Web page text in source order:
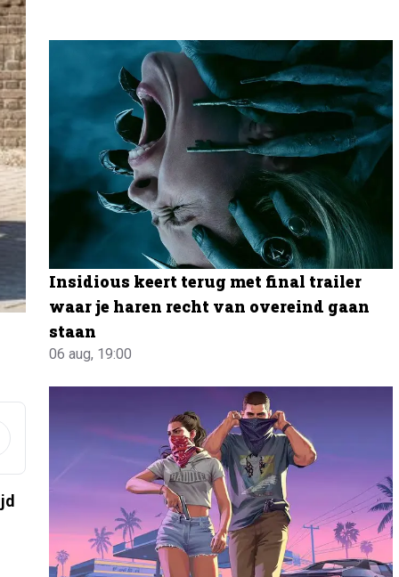
Insidious keert terug met final trailer
waar je haren recht van overeind gaan
staan
06 aug, 19:00